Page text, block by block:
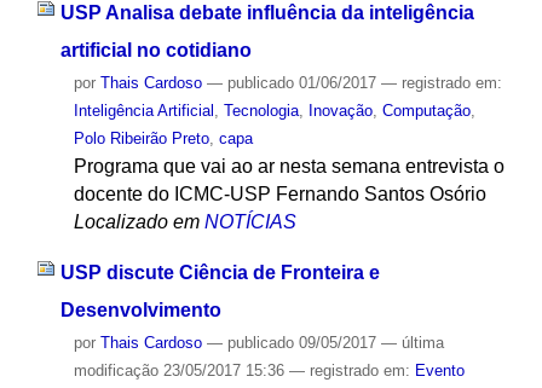
USP Analisa debate influência da inteligência
artificial no cotidiano
por Thais Cardoso — publicado01/06/2017 — registrado em:
Inteligência Artificial Tecnologia, Inovação, Computação,
Polo Ribeirão Preto, capa
Programa que vai ao ar nesta semana entrevista o
docente do ICMC-USP Fernando Santos Osório
Localizado em NOTÍCIAS
USP discute Ciência de Fronteira e
Desenvolvimento
por Thais Cardoso — publicado09/05/2017 — última
modificação23/05/2017 15:36 — registrado em: Evento